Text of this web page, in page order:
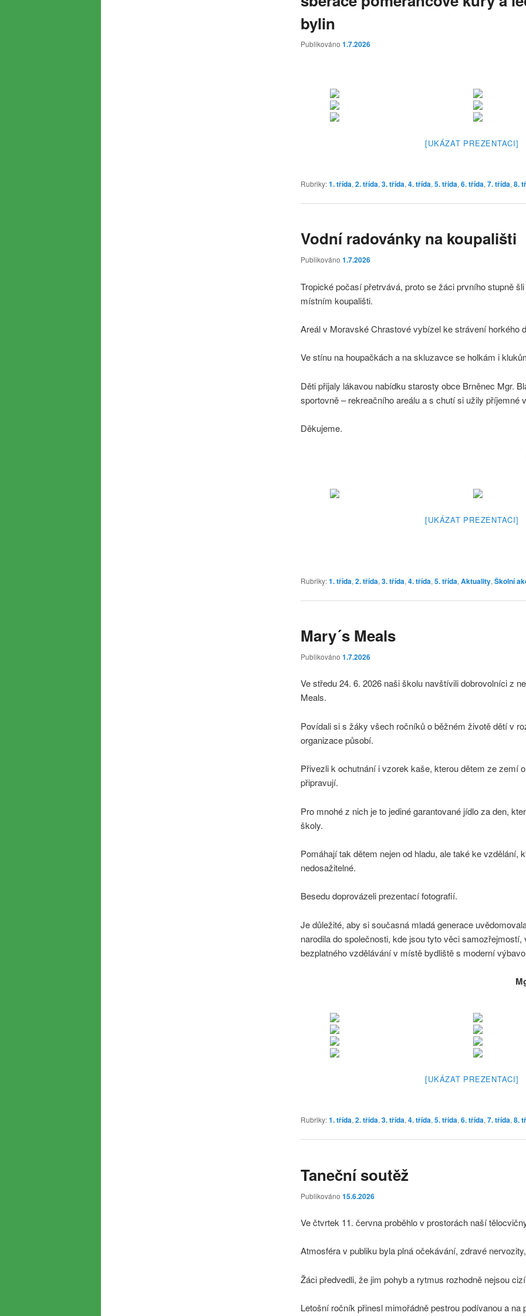
bylin
Publikováno 1.7.2026
[UKÁZAT PREZENTACI]
Rubriky:1. třída, 2. třída, 3. třída, 4. třída, 5. třída, 6. třída, 7. třída, 8.
Vodní radovánky na koupališti
Publikováno 1.7.2026
Tropické počasí přetrvává, proto se žáci prvního stupně
místním koupališti.
Areál v Moravské Chrastové vybízel ke strávení horkého
Ve stínu na houpačkách a na skluzavce se holkám i
Děti přijaly lákavou nabídku starosty obce Brněnec Mgr.
sportovně – rekreačního areálu a s chutí si užily příjemné
Děkujeme.
[UKÁZAT PREZENTACI]
Rubriky:1. třída, 2. třída, 3. třída, 4. třída, 5. třída, Aktuality, Školní
Mary´s Meals
Publikováno 1.7.2026
Ve středu 24. 6. 2026 naši školu navštívili dobrovolníci z
Meals.
Povídali si s žáky všech ročníků o běžném životě dětí v
organizace působí.
Přivezli k ochutnání i vzorek kaše, kterou dětem ze zemí
připravují.
Pro mnohé z nich je to jediné garantované jídlo za den,
školy.
Pomáhají tak dětem nejen od hladu, ale také ke vzdělání,
nedosažitelné.
Besedu doprovázeli prezentací fotografií.
Je důležité, aby si současná mladá generace
narodila do společnosti, kde jsou tyto věci
bezplatného vzdělávání v místě bydliště s moderní
[UKÁZAT PREZENTACI]
Rubriky:1. třída, 2. třída, 3. třída, 4. třída, 5. třída, 6. třída, 7. třída, 8.
Taneční soutěž
Publikováno 15.6.2026
Ve čtvrtek 11. června proběhlo v prostorách naší
Atmosféra v publiku byla plná očekávání, zdravé
Žáci předvedli, že jim pohyb a rytmus rozhodně nejsou
Letošní ročník přinesl mimořádně pestrou podívanou a